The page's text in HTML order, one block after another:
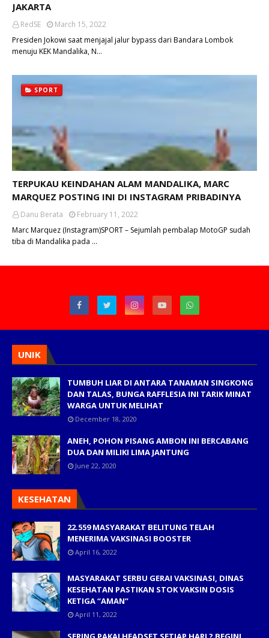
JAKARTA
RedSE
March 15, 2022
Presiden Jokowi saat menjajal jalur bypass dari Bandara Lombok
menuju KEK Mandalika, N…
SPORT
TERPUKAU KEINDAHAN ALAM MANDALIKA, MARC
MARQUEZ POSTING INI DI INSTAGRAM PRIBADINYA
Danu Berata
February 11, 2022
Marc Marquez (Instagram)SPORT – Sejumlah pembalap MotoGP sudah
tiba di Mandalika pada …
UNIK
TUMBUH LIAR DI ANTARA TANAMAN SINGKONG
DAN TALAS, BUNGA RAFFLESIA INI TARIK MINAT
WARGA UNTUK MELIHAT
December 18, 2020
ANEH, POHON PISANG AMBON INI BERCABANG
DUA DAN MILIKI LIMA JANTUNG
June 22, 2020
KESEHATAN
22.559 MASYARAKAT BELITUNG TELAH
MENERIMA VAKSINASI BOOSTER
April 16, 2022
MASYARAKAT SERBU GERAI VAKSINASI, DINAS
KESEHATAN PASTIKAN STOK VAKSIN DOSIS
KETIGA “AMAN”
April 11, 2022